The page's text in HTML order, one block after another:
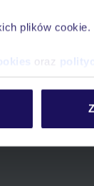
plików
oraz